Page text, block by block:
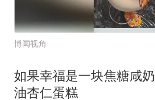
博闻视角
如果幸福是一块焦糖咸奶
油杏仁蛋糕